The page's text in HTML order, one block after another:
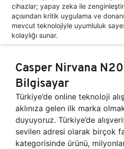
cihazlar; yapay zeka ile
açısından kritik uygulama ve
mevcut teknolojiyle uyumluluk
kolaylığı sunar.
Casper Nirvana
Bilgisayar
Türkiye’de online teknoloji
aklınıza gelen ilk marka
duyuyoruz. Türkiye’de
sevilen adresi olarak birçok
kategorisinde ürünü,